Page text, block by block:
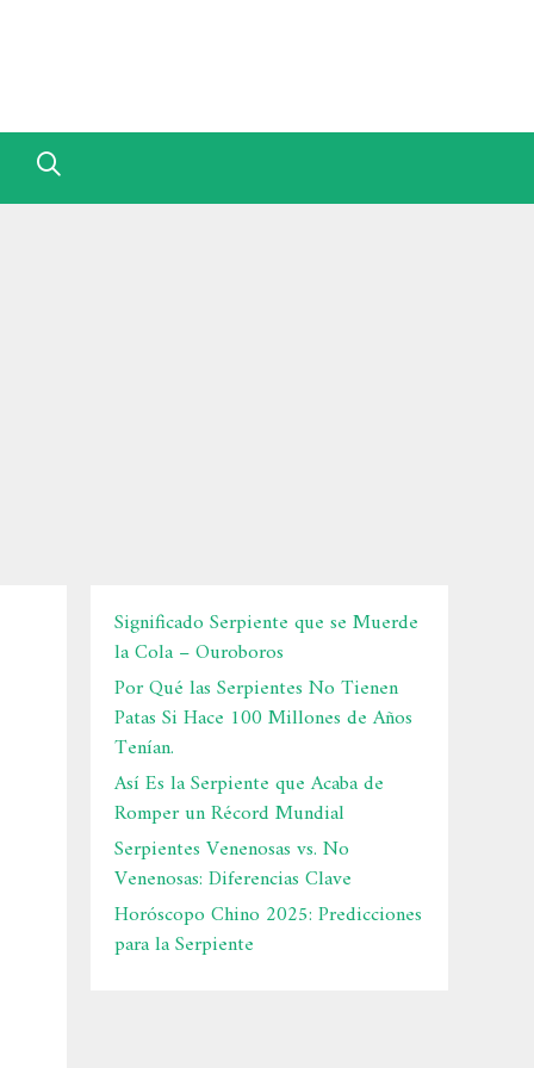
Significado Serpiente que se Muerde
la Cola – Ouroboros
Por Qué las Serpientes No Tienen
Patas Si Hace 100 Millones de Años
Tenían.
Así Es la Serpiente que Acaba de
Romper un Récord Mundial
Serpientes Venenosas vs. No
Venenosas: Diferencias Clave
Horóscopo Chino 2025: Predicciones
para la Serpiente